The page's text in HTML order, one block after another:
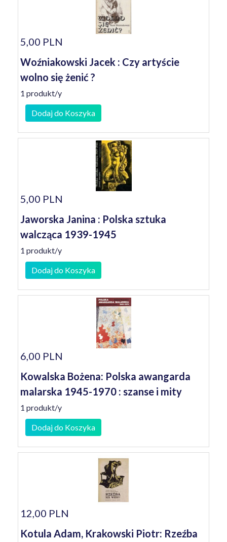
5,00 PLN
Woźniakowski Jacek : Czy artyście
wolno się żenić ?
1 produkt/y
Dodaj do Koszyka
5,00 PLN
Jaworska Janina : Polska sztuka
walcząca 1939-1945
1 produkt/y
Dodaj do Koszyka
6,00 PLN
Kowalska Bożena: Polska awangarda
malarska 1945-1970 : szanse i mity
1 produkt/y
Dodaj do Koszyka
12,00 PLN
Kotula Adam, Krakowski Piotr: Rzeźba